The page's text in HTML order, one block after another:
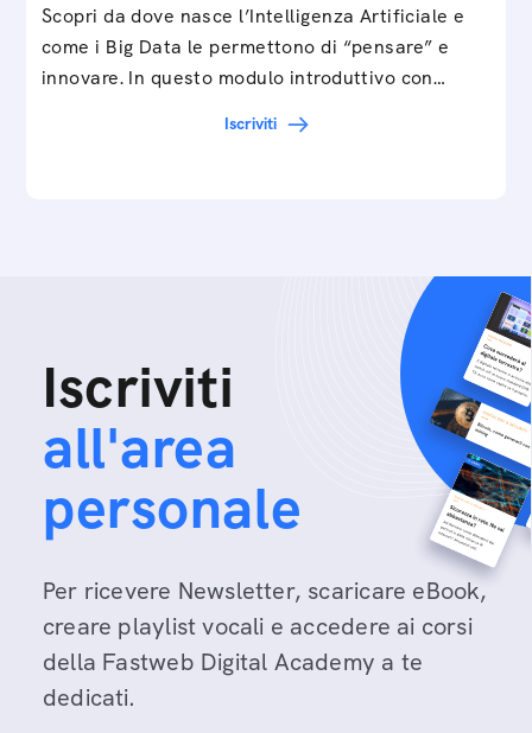
Scopri da dove nasce l’Intelligenza Artificiale e
come i Big Data le permettono di “pensare” e
innovare. In questo modulo introduttivo con
Iscriviti
Iscriviti
all'area
personale
Per ricevere Newsletter, scaricare eBook,
creare playlist vocali e accedere ai corsi
della Fastweb Digital Academy a te
dedicati.